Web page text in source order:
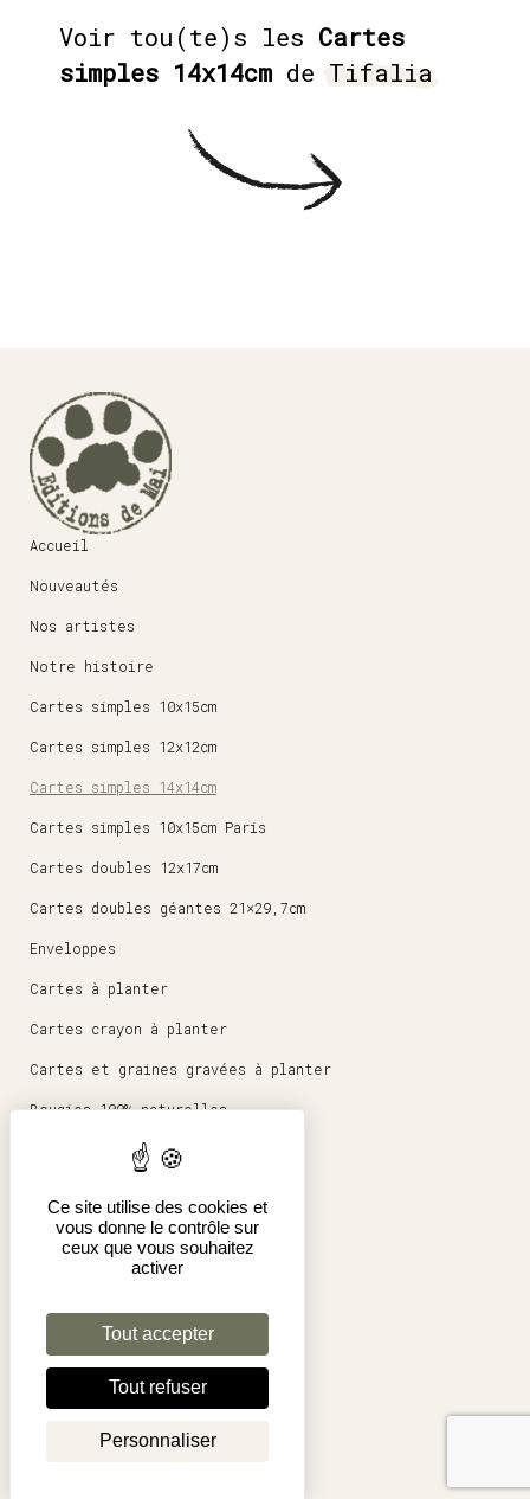
Voir tou(te)s les Cartes
simples 14x14cmde Tifalia
Accueil
Nouveautés
Nos artistes
Notre histoire
Cartes simples 10x15cm
Cartes simples 12x12cm
Cartes simples 14x14cm
Cartes simples 10x15cm Paris
Cartes doubles 12x17cm
Cartes doubles géantes 21×29,7cm
Enveloppes
Cartes à planter
Cartes crayon à planter
Cartes et graines gravées à planter
Bougies 100% naturelles
Magnets ronds 5,6cm
Affiches 30x40cm
Boutique en ligne
Espace pro
Conditions générales de vente
Mentions légales
Mon compte
Ce site utilise des cookies et
vous donne le contrôle sur
ceux que vous souhaitez
activer
Tout accepter
Tout refuser
Personnaliser